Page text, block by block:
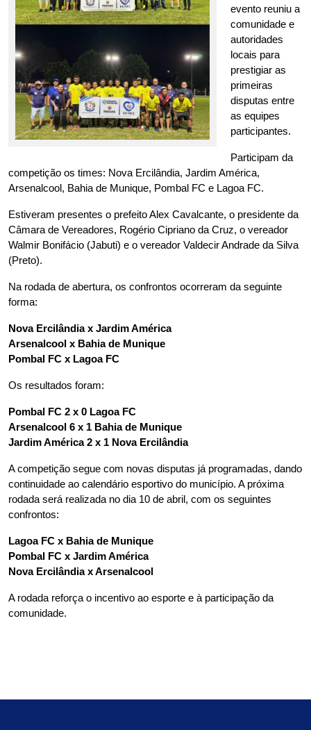
evento reuniu a
comunidade e
autoridades
locais para
prestigiar as
primeiras
disputas entre
as equipes
participantes.
Participam da
competição os times: Nova Ercilândia, Jardim América,
Arsenalcool, Bahia de Munique, Pombal FC e Lagoa FC.
Estiveram presentes o prefeito Alex Cavalcante, o presidente da
Câmara de Vereadores, Rogério Cipriano da Cruz, o vereador
Walmir Bonifácio (Jabuti) e o vereador Valdecir Andrade da Silva
(Preto).
Na rodada de abertura, os confrontos ocorreram da seguinte
forma:
Nova Ercilândia x Jardim América
Arsenalcool x Bahia de Munique
Pombal FC x Lagoa FC
Os resultados foram:
Pombal FC 2 x 0 Lagoa FC
Arsenalcool 6 x 1 Bahia de Munique
Jardim América 2 x 1 Nova Ercilândia
A competição segue com novas disputas já programadas, dando
continuidade ao calendário esportivo do município. A próxima
rodada será realizada no dia 10 de abril, com os seguintes
confrontos:
Lagoa FC x Bahia de Munique
Pombal FC x Jardim América
Nova Ercilândia x Arsenalcool
A rodada reforça o incentivo ao esporte e à participação da
comunidade.